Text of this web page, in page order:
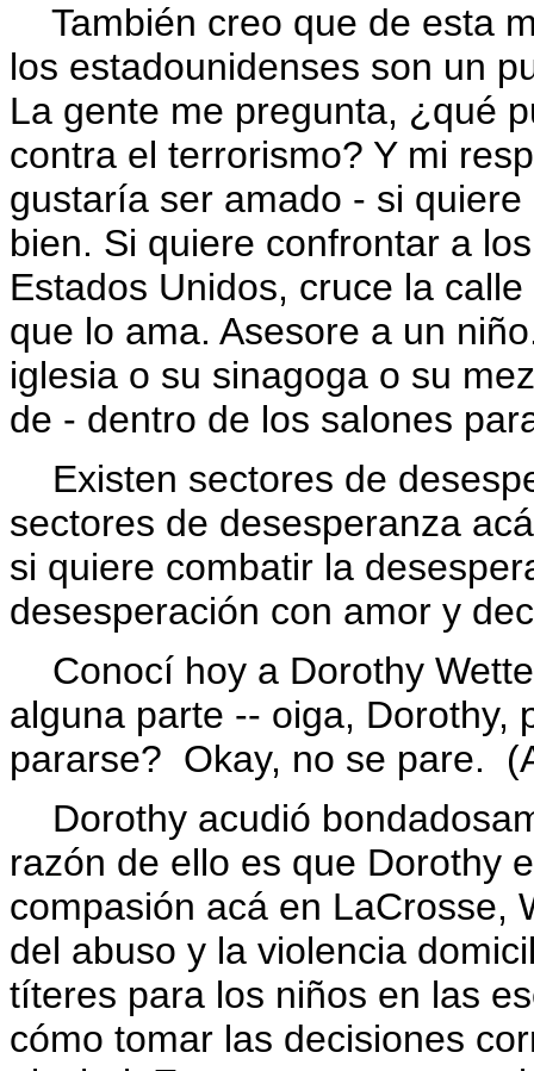
También creo que de esta
los estadounidenses son un
La gente me pregunta, ¿qué
contra el terrorismo? Y mi
gustaría ser amado - si
bien. Si quiere confrontar a
Estados Unidos, cruce la
que lo ama. Asesore a un
iglesia o su sinagoga o su
de - dentro de los salones
Existen sectores de
sectores de desesperanza
si quiere combatir la
desesperación con amor y
Conocí hoy a Dorothy
alguna parte -- oiga,
pararse? Okay, no se pare.
Dorothy acudió
razón de ello es que Dorothy
compasión acá en LaCrosse,
del abuso y la violencia
títeres para los niños en las
cómo tomar las decisiones